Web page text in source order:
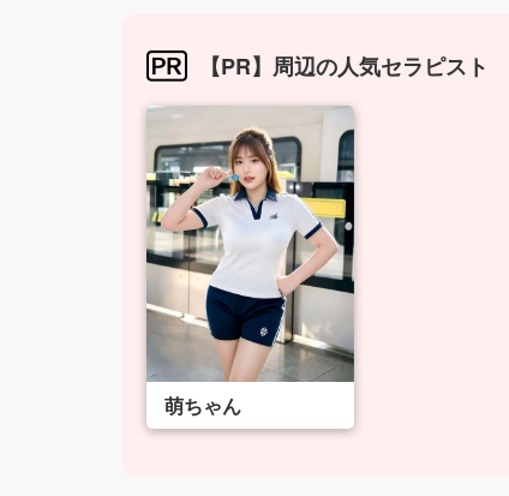
【PR】周辺の人気セラピスト
萌ちゃん